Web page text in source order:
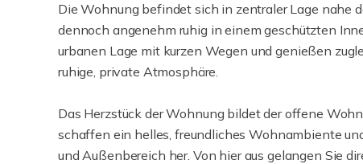
Die Wohnung befindet sich in zentraler Lage nahe
dennoch angenehm ruhig in einem geschützten
urbanen Lage mit kurzen Wegen und genießen
ruhige, private Atmosphäre.
Das Herzstück der Wohnung bildet der offene
schaffen ein helles, freundliches Wohnambiente
und Außenbereich her. Von hier aus gelangen Sie